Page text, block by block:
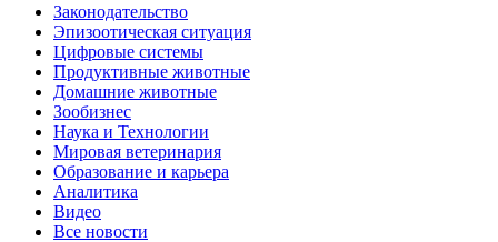
Законодательство
Эпизоотическая ситуация
Цифровые системы
Продуктивные животные
Домашние животные
Зообизнес
Наука и Технологии
Мировая ветеринария
Образование и карьера
Аналитика
Видео
Все новости